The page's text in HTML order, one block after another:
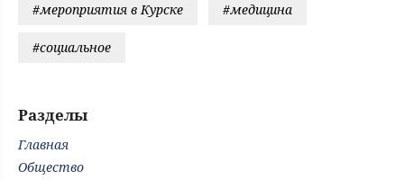
#мероприятия в Курске #медицина
#социальное
Разделы
Главная
Общество